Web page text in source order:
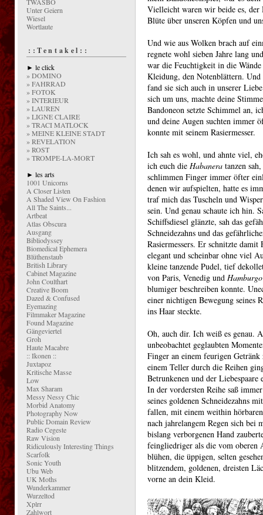
Unter Geiern
Wiesel
Wortlaute
::Tentakel::
► le click
» DOMINO
» FAHRRAD
» FOTOK
» INTERIEUR
» LAUREN
» LIGNE CLAIRE
» TRACI MATLOCK
» MEINE KLEINE STADT
» REVELATION
» ROST
» TROMPE-LA-MORT
► les arts
1001 Unicorns
A Closer Listen
A Shaded View On Fashion
All The Saints...
Artbeat
Atlas Obscura
Ausgang
Bibliodyssey
Biomedical Ephemera
Blüthenstaub
British Library
Cabinet Magazine
John Coulthart
Creative Boom
Dazed & Confused
Eyemazing
Filmmaker Magazine
Found Magazine
Gängeviertel
Groh
Haute Macabre
:: Ikonen ::
Juxtapoz
Kritische Masse
Low
Max Sharam
Messy Nessy Chic
Morbid Anatomy
Photography Now
Public Domain Review
Radio Cegeste
Raw Vision
Ridiculously Interesting Things
Scarfolk
Sonic Youth
Ubu Web
UK Moths
Wunderkammer
Wurzeltod
Xplrr
Zahlwort
Vielleicht waren wir beide es, der
Blüte über unseren Köpfen und
Und wie aus Wolken brach auf
regnete wohl sieben Jahre lang
war die Feuchtigkeit in die
Kleidung, den Notenblättern. Und
fand sie sich auch in unserer
sich um uns, machte deine
Bandoneon setzte Schimmel an,
und deine Augen suchten immer
konnte mit seinem Rasiermesser.
Ich sah es wohl, und ahnte viel,
ich euch die Habanera tanzen
schlimmen Finger immer öfter
denen wir aufspielten, hatte es
traf mich das Tuscheln und
sein. Und genau schaute ich hin.
Schiffsdiesel glänzte, sah das
Schneidezahns und das
Rasiermessers. Er schnitzte
elegant und scheinbar ohne viel
kleine tanzende Pudel, tief
von Paris, Venedig und Hamburgo
blumiger beschreiben konnte.
einer nichtigen Bewegung seines
ins Haar steckte.
Oh, auch dir. Ich weiß es genau.
unbeobachtet geglaubten
Finger an einem feurigen
einem Teller durch die Reihen
Betrunkenen und der
In der vordersten Reihe saß
seines goldenen Schneidezahns
fallen, mit einem weithin
nach jahrelangem Regen sich bei
bislang verborgenen Hand
feingliedriger als die vom oberen
blühen, die üppigen, selten
blitzendem, goldenen, dreisten
vorne an dein Kleid.